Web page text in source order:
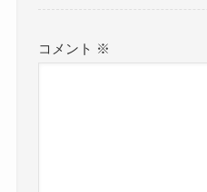
コメント ※